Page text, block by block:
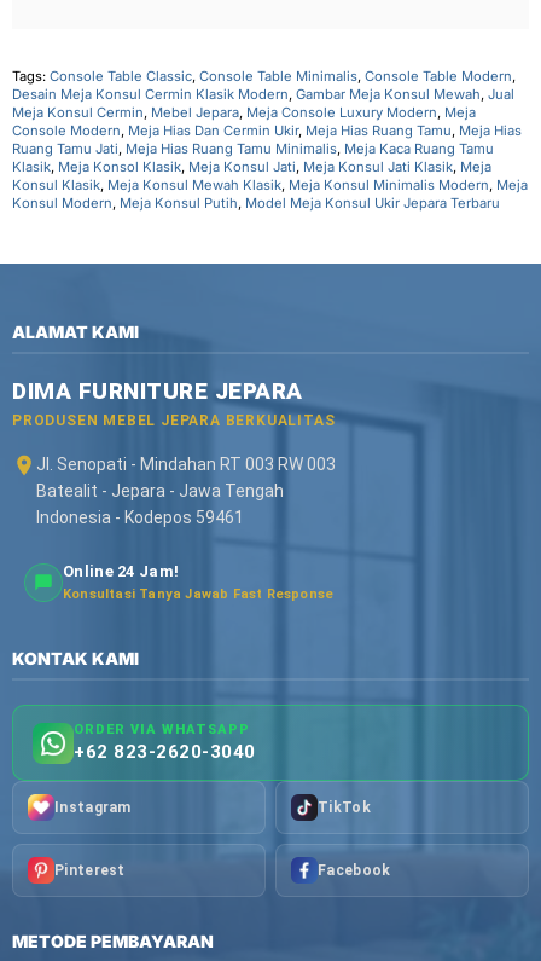
Tags: Console Table Classic, Console Table Minimalis, Console Table Modern,
Desain Meja Konsul Cermin Klasik Modern, Gambar Meja Konsul Mewah, Jual
Meja Konsul Cermin, Mebel Jepara, Meja Console Luxury Modern, Meja
Console Modern, Meja Hias Dan Cermin Ukir, Meja Hias Ruang Tamu, Meja Hias
Ruang Tamu Jati, Meja Hias Ruang Tamu Minimalis, Meja Kaca Ruang Tamu
Klasik, Meja Konsol Klasik, Meja Konsul Jati, Meja Konsul Jati Klasik, Meja
Konsul Klasik, Meja Konsul Mewah Klasik, Meja Konsul Minimalis Modern, Meja
Konsul Modern, Meja Konsul Putih, Model Meja Konsul Ukir Jepara Terbaru
ALAMAT KAMI
DIMA FURNITURE JEPARA
PRODUSEN MEBEL JEPARA BERKUALITAS
Jl. Senopati - Mindahan RT 003 RW 003
Batealit - Jepara - Jawa Tengah
Indonesia - Kodepos 59461
Online 24 Jam!
Konsultasi Tanya Jawab Fast Response
KONTAK KAMI
ORDER VIA WHATSAPP
+62 823-2620-3040
Instagram TikTok
Pinterest Facebook
METODE PEMBAYARAN